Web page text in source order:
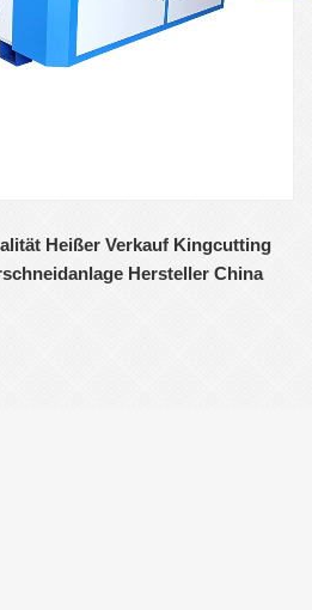
Heißer Verkauf Kingcutting
Hersteller China